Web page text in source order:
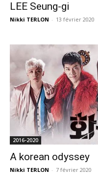
LEE Seung-gi
Nikki TERLON - 13 février 2020
2016-2020
A korean odyssey
Nikki TERLON - 7 février 2020